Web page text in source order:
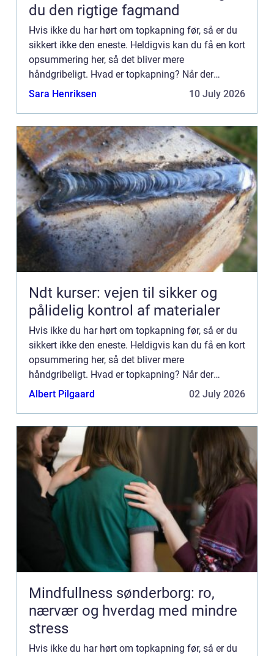
du den rigtige fagmand
Hvis ikke du har hørt om topkapning før, så er du
sikkert ikke den eneste. Heldigvis kan du få en kort
opsummering her, så det bliver mere
håndgribeligt. Hvad er topkapning? Når der
snakkes om topkapning, så er det noget, der laves
Sara Henriksen 10 July 2026
Ndt kurser: vejen til sikker og
pålidelig kontrol af materialer
Hvis ikke du har hørt om topkapning før, så er du
sikkert ikke den eneste. Heldigvis kan du få en kort
opsummering her, så det bliver mere
håndgribeligt. Hvad er topkapning? Når der
snakkes om topkapning, så er det noget, der laves
Albert Pilgaard 02 July 2026
Mindfullness sønderborg: ro,
nærvær og hverdag med mindre
stress
Hvis ikke du har hørt om topkapning før, så er du